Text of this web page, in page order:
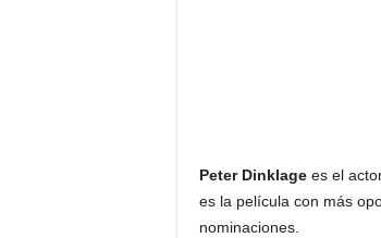
Peter Dinklagees el
es la película con más
nominaciones.